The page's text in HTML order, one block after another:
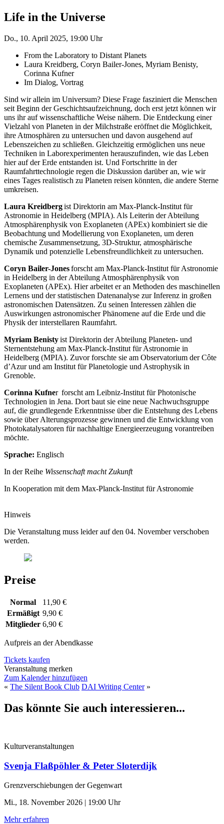
Life in the Universe
Do., 10. April 2025, 19:00 Uhr
From the Laboratory to Distant Planets
Laura Kreidberg, Coryn Bailer-Jones, Myriam Benisty,
Corinna Kufner
Im Dialog, Vortrag
Sind wir allein im Universum? Diese Frage fasziniert die Menschen
seit Beginn der Geschichtsaufzeichnung, doch erst jetzt können wir
uns ihr auf wissenschaftliche Weise nähern. Die Entdeckung einer
Vielzahl von Planeten in der Milchstraße eröffnet die Möglichkeit,
ihre Atmosphären zu untersuchen und davon ausgehend auf
Lebenszeichen zu schließen. Gleichzeitig ermöglichen uns neue
Techniken in Laborexperimenten herauszufinden, wie das Leben
hier auf der Erde entstanden ist. Und Fortschritte in der
Raumfahrttechnologie regen die Diskussion darüber an, wie wir
eines Tages realistisch zu Planeten reisen könnten, die andere Sterne
umkreisen.
Laura Kreidbergist Direktorin am Max-Planck-Institut für
Astronomie in Heidelberg (MPIA). Als Leiterin derAbteilung
Atmosphärenphysik von Exoplaneten (APEx) kombiniert sie die
Beobachtung und Modellierung von Exoplaneten, um deren
chemische Zusammensetzung, 3D-Struktur, atmosphärische
Dynamik und potenzielle Lebensfreundlichkeit zu untersuchen.
Coryn Bailer-Jonesforscht am Max-Planck-Institut für Astronomie
in Heidelberg in der Abteilung Atmosphärenphysik von
Exoplaneten (APEx). Hier arbeitet er an Methoden des maschinellen
Lernens und der statistischen Datenanalyse zur Inferenz in großen
astronomischen Datensätzen. Zu seinen Interessen zählen die
Auswirkungen astronomischer Phänomene auf die Erde und die
Physik der interstellaren Raumfahrt.
Myriam Benistyist Direktorin der Abteilung Planeten- und
Sternentstehung am Max-Planck-Institut für Astronomie in
Heidelberg (MPIA). Zuvor forschte sie am Observatorium der Côte
d’Azur und am Institut für Planetologie und Astrophysik in
Grenoble.
Corinna Kufnerforscht am Leibniz-Institut für Photonische
Technologien in Jena. Dort baut sie eine neue Nachwuchsgruppe
auf, die grundlegende Erkenntnisse über die Entstehung des Lebens
sowie über Alterungsprozesse gewinnen und die Entwicklung von
Photokatalysatoren für nachhaltige Energieerzeugung vorantreiben
möchte.
Sprache: Englisch
In der Reihe Wissenschaft macht Zukunft
In Kooperation mit dem Max-Planck-Institut für Astronomie
Hinweis
Die Veranstaltung muss leider auf den 04. November verschoben
werden.
Preise
Normal
11,90 €
Ermäßigt 9,90 €
Mitglieder 6,90 €
Aufpreis an der Abendkasse
Tickets kaufen
Veranstaltung merken
Zum Kalender hinzufügen
« The Silent Book Club DAI Writing Center»
Das könnte Sie auch interessieren...
Kulturveranstaltungen
Svenja Flaßpöhler & Peter Sloterdijk
Grenzverschiebungen der Gegenwart
Mi., 18. November 2026 | 19:00 Uhr
Mehr erfahren